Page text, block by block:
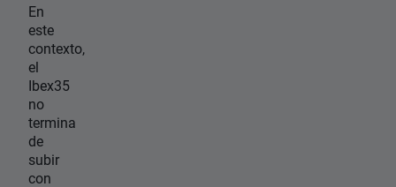
En
este
contexto,
el
Ibex35
no
termina
de
subir
con